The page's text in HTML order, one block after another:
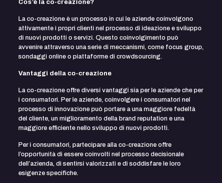
Cos’è la co-creazione?
La co-creazione è un processo in cui le aziende coinvolgono
attivamente i propri clienti nel processo di ideazione e sviluppo
di nuovi prodotti o servizi. Questo coinvolgimento può
avvenire attraverso una serie di meccanismi, come focus group,
sondaggi online o piattaforme di crowdsourcing.
Vantaggi della co-creazione
La co-creazione offre diversi vantaggi sia per le aziende che per
i consumatori. Per le aziende, coinvolgere i consumatori nel
processo di innovazione può portare a una maggiore fedeltà
del cliente, un miglioramento della brand reputation e una
maggiore efficiente nello sviluppo di nuovi prodotti.
Per i consumatori, partecipare alla co-creazione offre
l’opportunità di essere coinvolti nel processo decisionale
dell’azienda, di sentirsi valorizzati e di soddisfare le loro
esigenze specifiche.